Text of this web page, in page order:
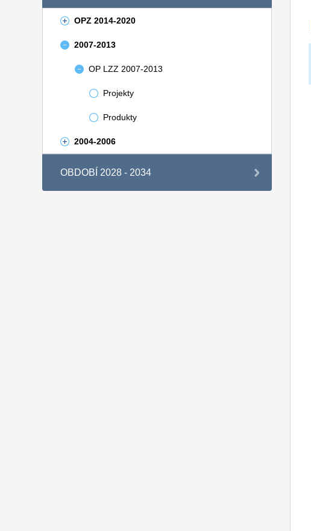
OPZ 2014-2020
2007-2013
OP LZZ 2007-2013
Projekty
Produkty
2004-2006
OBDOBÍ 2028 - 2034